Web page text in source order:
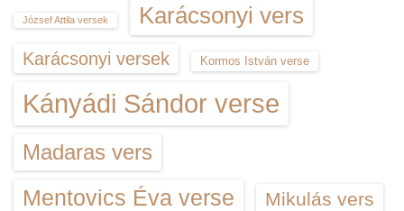
József Attila versek Karácsonyi vers
Karácsonyi versek Kormos István verse
Kányádi Sándor verse
Madaras vers
Mentovics Éva verse Mikulás vers